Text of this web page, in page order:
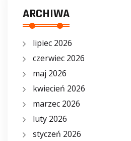
ARCHIWA
lipiec 2026
czerwiec 2026
maj 2026
kwiecień 2026
marzec 2026
luty 2026
styczeń 2026